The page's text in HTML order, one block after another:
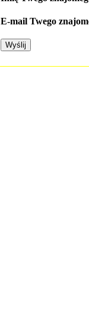
E-mail Twego